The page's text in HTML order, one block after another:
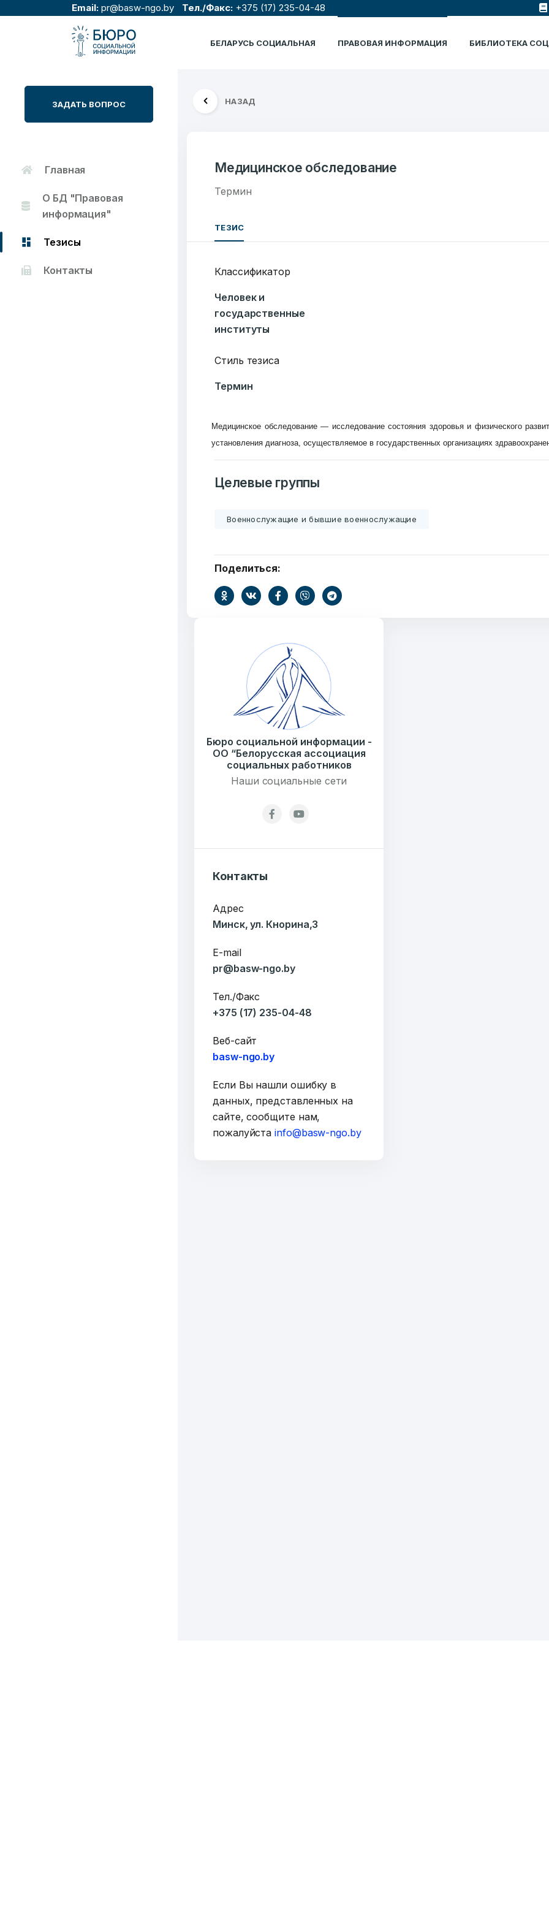
Email: pr@basw-ngo.by Тел./Факс: +375 (17) 235-04-48
БЕЛАРУСЬ СОЦИАЛЬНАЯ ПРАВОВАЯ ИНФОРМАЦИЯ БИБЛИОТЕКА
пожаловать
Бюро социальной информации
pr@basw-ngo.by
Тел./Факс:+375 (17) 235-04-48
Подпишитесь:
6549
Организаций
7179
3062 12
ЗАДАТЬ ВОПРОС
Главная
О БД "Правовая
информация"
Тезисы
Контакты
НАЗАД
Медицинское обследование
Термин
ТЕЗИС
Классификатор
Человек и
государственные
институты
Стиль тезиса
Термин
Медицинское обследование — исследование состояния здоровья и физического
установления диагноза, осуществляемое в государственных организациях
Целевые группы
Военнослужащие и бывшие военнослужащие
Поделиться:
Бюро социальной информации -
ОО “Белорусская ассоциация
социальных работников
Наши социальные сети
Контакты
Адрес
Минск, ул. Кнорина,3
E-mail
pr@basw-ngo.by
Тел./Факс
+375 (17) 235-04-48
Веб-сайт
basw-ngo.by
Если Вы нашли ошибку в
данных, представленных на
сайте, сообщите нам,
пожалуйстаinfo@basw-ngo.by